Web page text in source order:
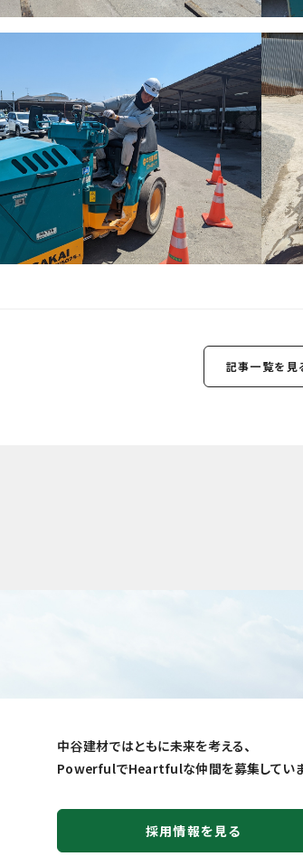
記事一覧を見
中谷建材ではともに未来を考える、
PowerfulでHeartfulな仲間を募集していま
採用情報を見る